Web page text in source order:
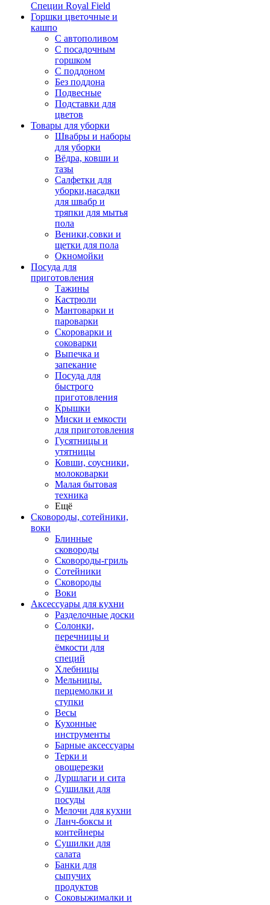
Специи Royal Field
Горшки цветочные и
кашпо
С автополивом
С посадочным
горшком
С поддоном
Без поддона
Подвесные
Подставки для
цветов
Товары для уборки
Швабры и наборы
для уборки
Вёдра, ковши и
тазы
Салфетки для
уборки,насадки
для швабр и
тряпки для мытья
пола
Веники,совки и
щетки для пола
Окномойки
Посуда для
приготовления
Тажины
Кастрюли
Мантоварки и
пароварки
Скороварки и
соковарки
Выпечка и
запекание
Посуда для
быстрого
приготовления
Крышки
Миски и емкости
для приготовления
Гусятницы и
утятницы
Ковши, соусники,
молоковарки
Малая бытовая
техника
Ещё
Сковороды, сотейники,
воки
Блинные
сковороды
Сковороды-гриль
Сотейники
Сковороды
Воки
Аксессуары для кухни
Разделочные доски
Солонки,
перечницы и
ёмкости для
специй
Хлебницы
Мельницы.
перцемолки и
ступки
Весы
Кухонные
инструменты
Барные аксессуары
Терки и
овощерезки
Дуршлаги и сита
Сушилки для
посуды
Мелочи для кухни
Ланч-боксы и
контейнеры
Сушилки для
салата
Банки для
сыпучих
продуктов
Соковыжималки и